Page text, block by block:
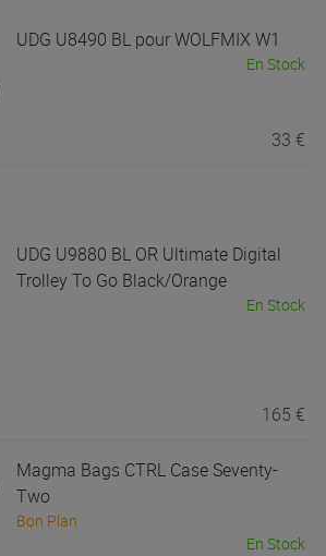
UDG U8490 BL pour WOLFMIX W1
En Stock
33 €
UDG U9880 BL OR Ultimate Digital
Trolley To Go Black/Orange
En Stock
165 €
Magma Bags CTRL Case Seventy-
Two
Bon Plan
En Stock